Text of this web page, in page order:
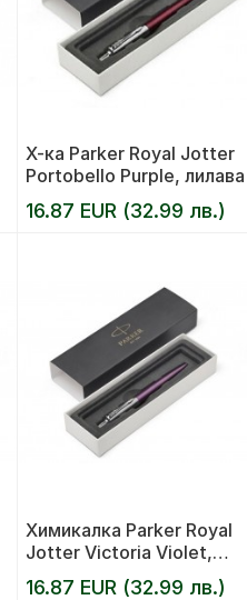
Х-ка Parker Royal Jotter
Portobello Purple, лилава
16.87 EUR (32.99 лв.)
Химикалка Parker Royal
Jotter Victoria Violet,
виолетова
16.87 EUR (32.99 лв.)